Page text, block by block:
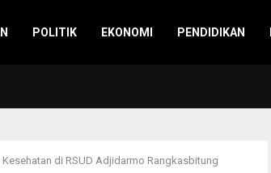
POLITIK EKONOMI PENDIDIKAN
di RSUD Adjidarmo Rangkasbitung